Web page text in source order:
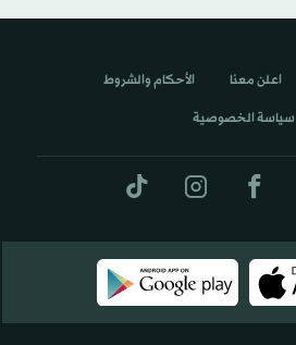
اعلن معنا الأحكام والشروط
سياسة الخصوصية